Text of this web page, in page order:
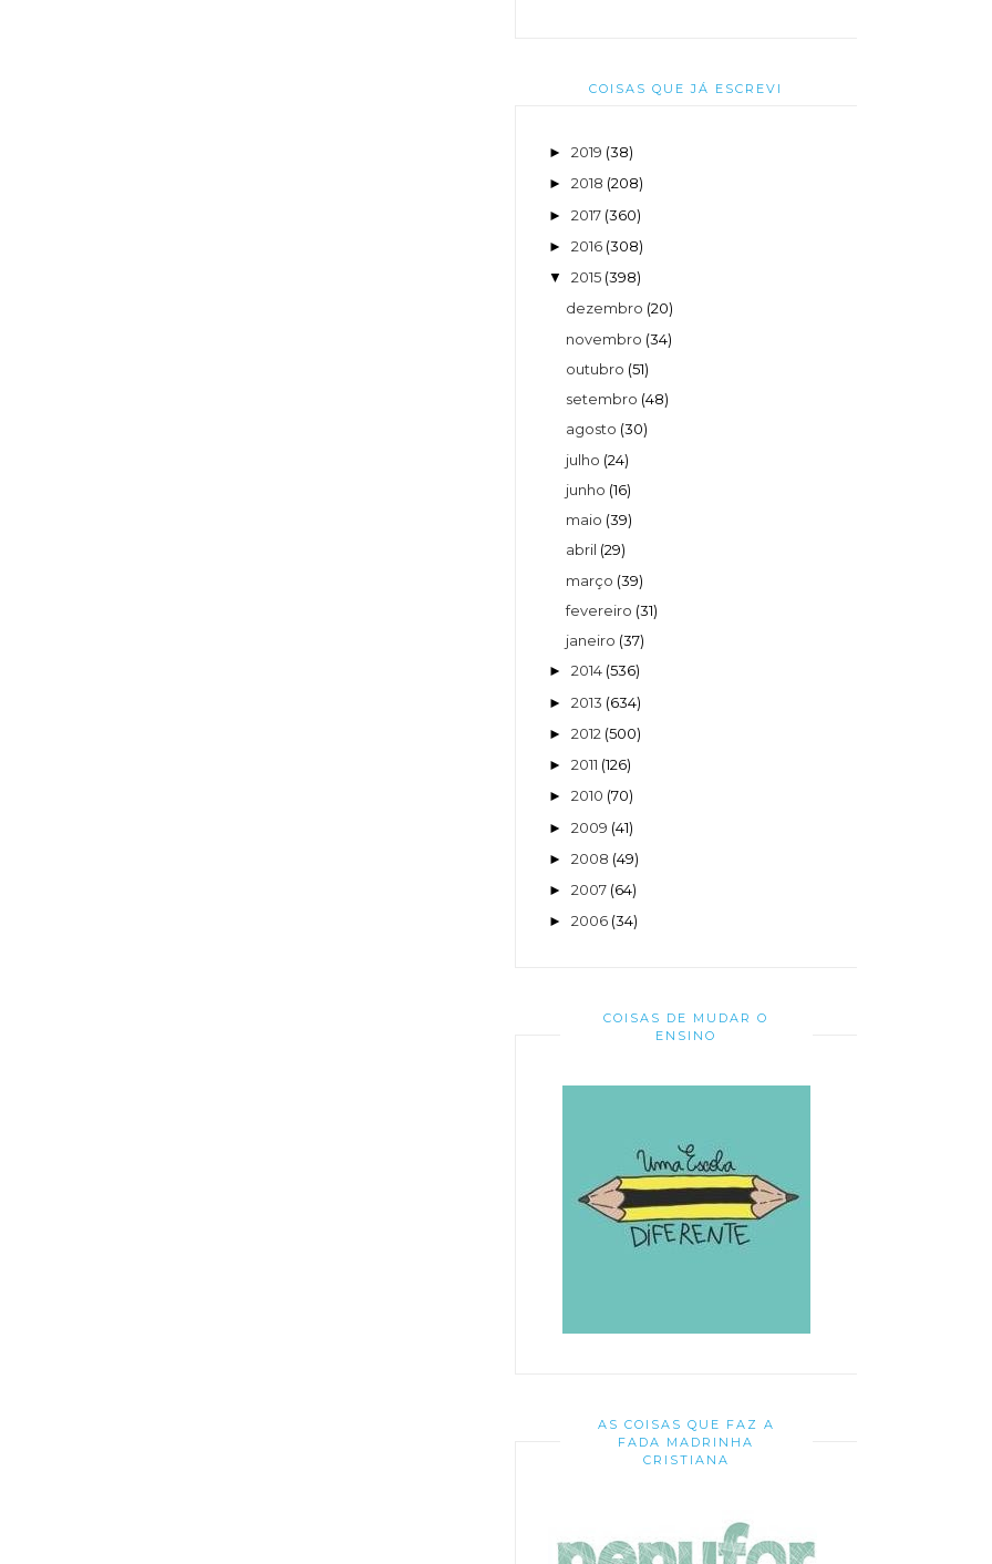
COISAS QUE JÁ ESCREVI
► 2019 (38)
► 2018 (208)
► 2017 (360)
► 2016 (308)
▼ 2015 (398)
dezembro (20)
novembro (34)
outubro (51)
setembro (48)
agosto (30)
julho (24)
junho (16)
maio (39)
abril (29)
março (39)
fevereiro (31)
janeiro (37)
► 2014 (536)
► 2013 (634)
► 2012 (500)
► 2011 (126)
► 2010 (70)
► 2009 (41)
► 2008 (49)
► 2007 (64)
► 2006 (34)
COISAS DE MUDAR O
ENSINO
AS COISAS QUE FAZ A
FADA MADRINHA
CRISTIANA